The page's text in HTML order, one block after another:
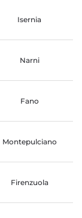
Isernia
Narni
Fano
Montepulciano
Firenzuola